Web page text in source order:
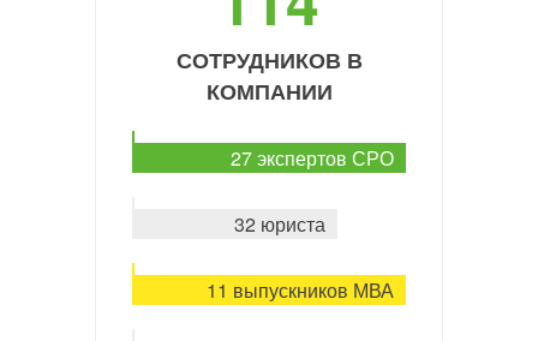
СОТРУДНИКОВ В
КОМПАНИИ
27 экспертов СРО
32 юриста
11 выпускников МВА